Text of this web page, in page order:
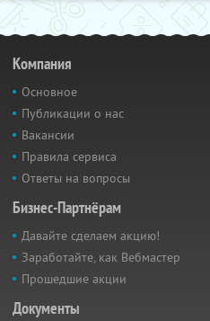
Компания
Основное
Публикации о нас
Вакансии
Правила сервиса
Ответы на вопросы
Бизнес-Партнёрам
Давайте сделаем акцию!
Заработайте, как Вебмастер
Прошедшие акции
Документы